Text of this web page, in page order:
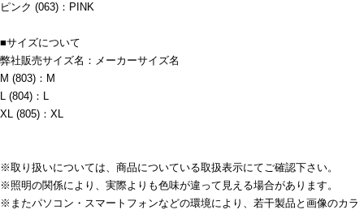
ピンク (063)：PINK
■サイズについて
弊社販売サイズ名：メーカーサイズ名
M (803)：M
L (804)：L
XL (805)：XL
※取り扱いについては、商品についている取扱表示にてご確認下さい。
※照明の関係により、実際よりも色味が違って見える場合があります。
※またパソコン・スマートフォンなどの環境により、若干製品と画像のカラ